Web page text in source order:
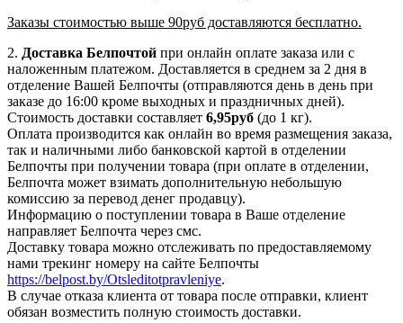
Заказы стоимостью выше 90руб доставляются бесплатно.
2. Доставка Белпочтой при онлайн оплате заказа или с
наложенным платежом. Доставляется в среднем за 2 дня в
отделение Вашей Белпочты (отправляются день в день при
заказе до 16:00 кроме выходных и праздничных дней).
Стоимость доставки составляет 6,95руб (до 1 кг).
Оплата производится как онлайн во время размещения заказа,
так и наличными либо банковской картой в отделении
Белпочты при получении товара (при оплате в отделении,
Белпочта может взимать дополнительную небольшую
комиссию за перевод денег продавцу).
Информацию о поступлении товара в Ваше отделение
направляет Белпочта через смс.
Доставку товара можно отслеживать по предоставляемому
нами трекинг номеру на сайте Белпочты
https://belpost.by/Otsleditotpravleniye.
В случае отказа клиента от товара после отправки, клиент
обязан возместить полную стоимость доставки.